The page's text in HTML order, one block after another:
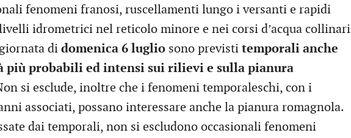
fenomeni franosi, ruscellamenti lungo i versanti e rapidi
idrometrici nel reticolo minore e nei corsi d’acqua collinari
di domenica 6 luglio sono previsti temporali anche
più probabili ed intensi sui rilievi e sulla pianura
si esclude, inoltre che i fenomeni temporaleschi, con i
associati, possano interessare anche la pianura romagnola.
dai temporali, non si escludono occasionali fenomeni